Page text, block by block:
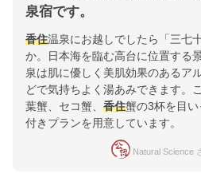
泉宿です。
香住温泉にお越しでしたら「三七
か。日本海を臨む高台に位置する
泉は肌に優しく美肌効果のあるア
どで気持ちよく湯あみできます。
葉蟹、セコ蟹、 香住蟹の3杯を目
付きプランを用意しています。
Natural Science